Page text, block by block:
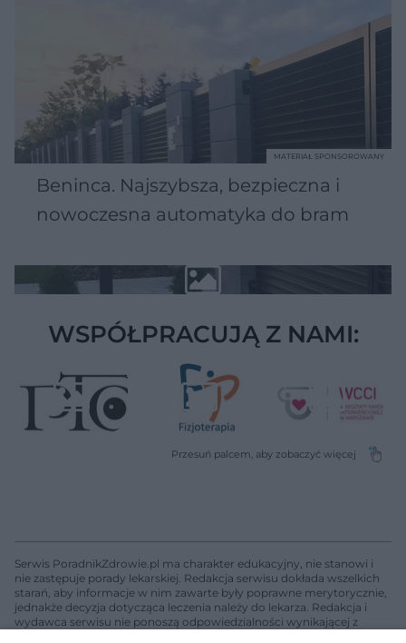
Beninca. Najszybsza, bezpieczna i
nowoczesna automatyka do bram
MATERIAŁ SPONSOROWANY
WSPÓŁPRACUJĄ Z NAMI:
Serwis PoradnikZdrowie.pl ma charakter edukacyjny, nie stanowi i
nie zastępuje porady lekarskiej. Redakcja serwisu dokłada wszelkich
starań, aby informacje w nim zawarte były poprawne merytorycznie,
jednakże decyzja dotycząca leczenia należy do lekarza. Redakcja i
wydawca serwisu nie ponoszą odpowiedzialności wynikającej z